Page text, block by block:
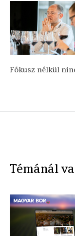
Fókusz nélkül
Témánál